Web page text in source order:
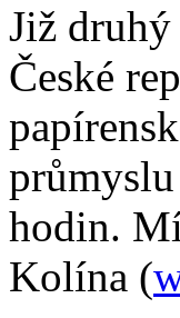
Již druhý
České
hodin.
Kolína (